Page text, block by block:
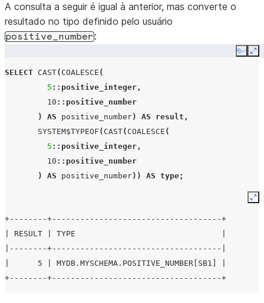
A consulta a seguir é igual à anterior, mas converte o
resultado no tipo definido pelo usuário
positive_number:
Copy
SELECT CAST( COALESCE (
5 ::positive_integer ,
10 ::positive_number
)
AS positive_number) AS result ,
SYSTEM$TYPEOF ( CAST( COALESCE (
5 ::positive_integer ,
10 ::positive_number
)
AS positive_number)) AS type;
+--------+------------------------------------+
| RESULT | TYPE                               |
|--------+------------------------------------|
|      5 | MYDB.MYSCHEMA.POSITIVE_NUMBER[SB1] |
+--------+------------------------------------+